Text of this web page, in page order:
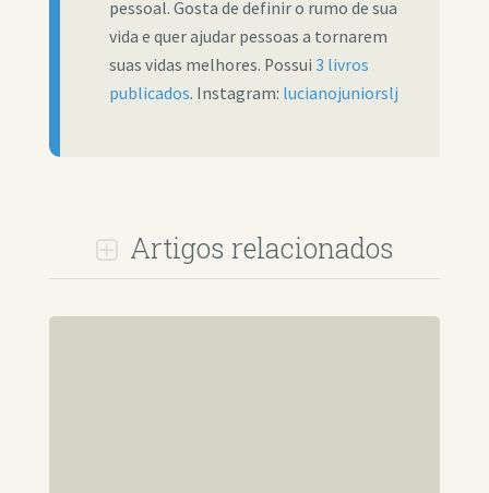
pessoal. Gosta de definir o rumo de sua
vida e quer ajudar pessoas a tornarem
suas vidas melhores. Possui 3 livros
publicados. Instagram: lucianojuniorslj
Artigos relacionados